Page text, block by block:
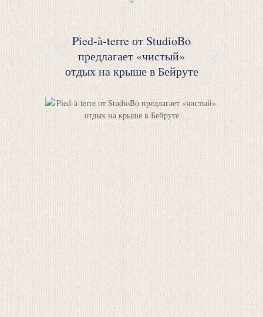
Pied-à-terre от StudioBo
предлагает «чистый»
отдых на крыше в Бейруте